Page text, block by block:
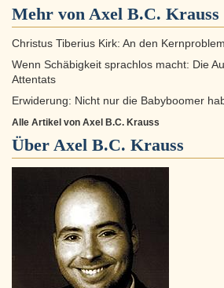
Mehr von Axel B.C. Krauss
Christus Tiberius Kirk: An den
Wenn Schäbigkeit sprachlos macht: Die
Attentats
Erwiderung: Nicht nur die Babyboomer
Alle Artikel von Axel B.C. Krauss
Über Axel B.C. Krauss